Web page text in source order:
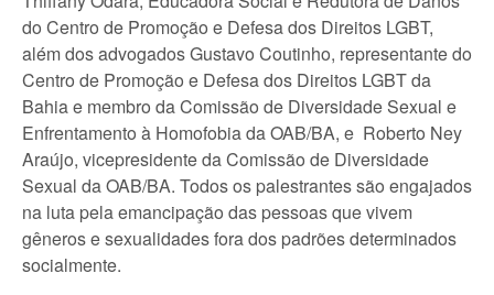
do Centro de Promoção e Defesa dos Direitos LGBT,
além dos advogados Gustavo Coutinho, representante do
Centro de Promoção e Defesa dos Direitos LGBT da
Bahia e membro da Comissão de Diversidade Sexual e
Enfrentamento à Homofobia da OAB/BA, e Roberto Ney
Araújo, vicepresidente da Comissão de Diversidade
Sexual da OAB/BA. Todos os palestrantes são engajados
na luta pela emancipação das pessoas que vivem
gêneros e sexualidades fora dos padrões determinados
socialmente.